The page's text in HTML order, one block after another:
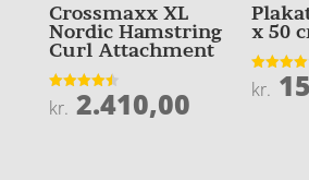
Crossmaxx XL
Nordic Hamstring
Curl Attachment
Vurderet
4.5
kr. 2.410,00
x 50
Vurderet
4
kr.